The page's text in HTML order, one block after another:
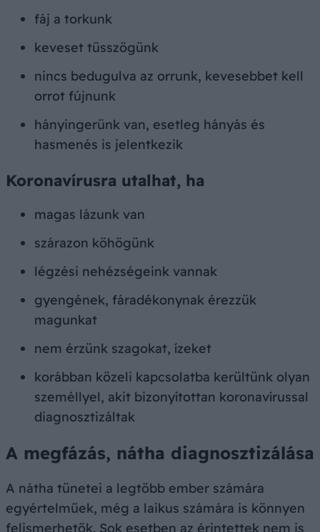
fáj a torkunk
keveset tüsszögünk
nincs bedugulva az orrunk, kevesebbet kell
orrot fújnunk
hányingerünk van, esetleg hányás és
hasmenés is jelentkezik
Koronavírusra utalhat, ha
magas lázunk van
szárazon köhögünk
légzési nehézségeink vannak
gyengének, fáradékonynak érezzük
magunkat
nem érzünk szagokat, ízeket
korábban közeli kapcsolatba kerültünk olyan
személlyel, akit bizonyítottan koronavírussal
diagnosztizáltak
A megfázás, nátha diagnosztizálása
A nátha tünetei a legtöbb ember számára
egyértelműek, még a laikus számára is könnyen
felismerhetők. Sok esetben az érintettek nem is